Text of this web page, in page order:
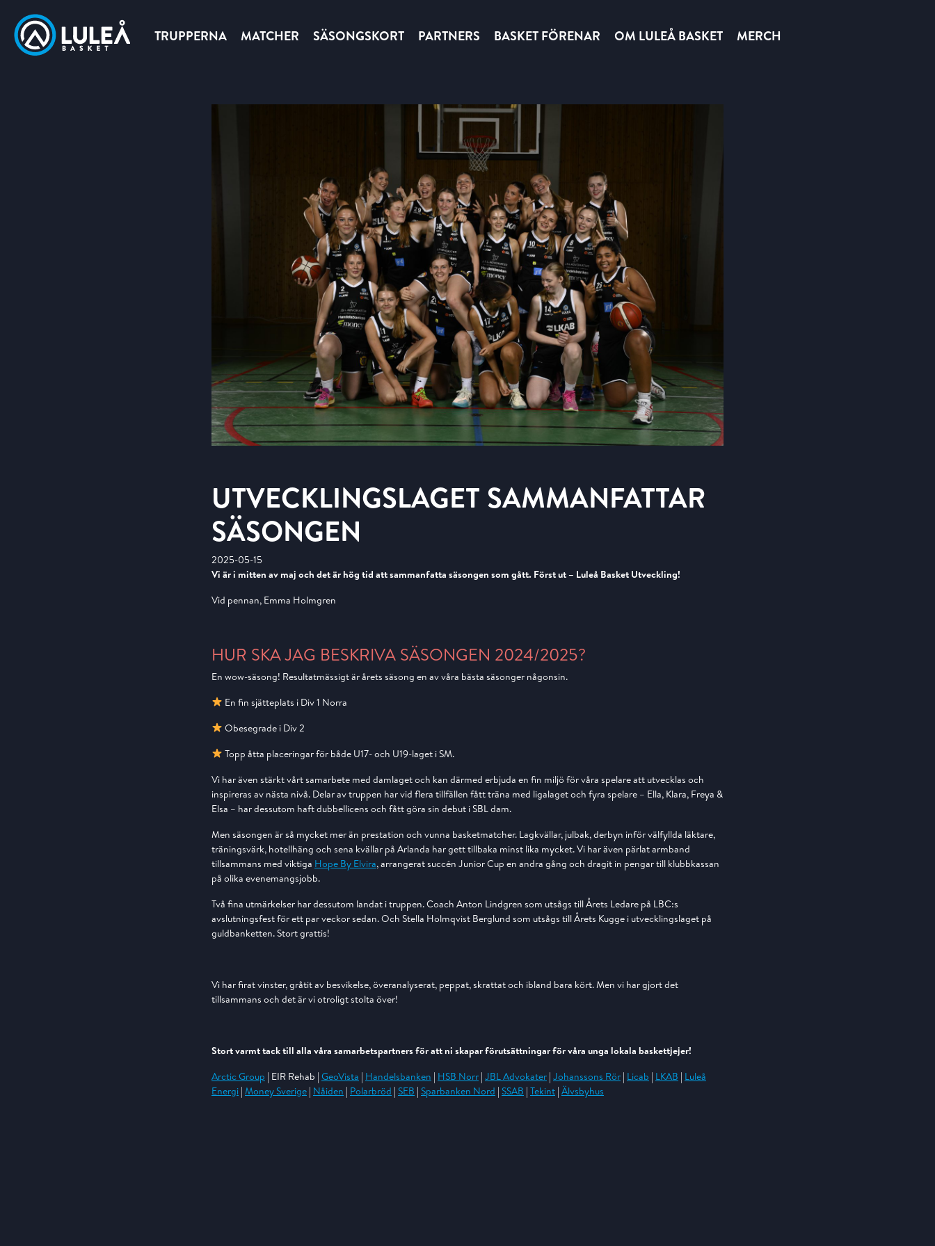
TRUPPERNA MATCHER SÄSONGSKORT PARTNERS BASKET FÖRENAR OM LULEÅ BASKET MERCH
UTVECKLINGSLAGET SAMMANFATTAR
SÄSONGEN
2025-05-15
Vi är i mitten av maj och det är hög tid att sammanfatta säsongen som gått. Först ut – Luleå Basket Utveckling!
Vid pennan, Emma Holmgren
HUR SKA JAG BESKRIVA SÄSONGEN 2024/2025?
En wow-säsong! Resultatmässigt är årets säsong en av våra bästa säsonger någonsin.
En fin sjätteplats i Div 1 Norra
Obesegrade i Div 2
Topp åtta placeringar för både U17- och U19-laget i SM.
Vi har även stärkt vårt samarbete med damlaget och kan därmed erbjuda en fin miljö för våra spelare att utvecklas och
inspireras av nästa nivå. Delar av truppen har vid flera tillfällen fått träna med ligalaget och fyra spelare – Ella, Klara, Freya &
Elsa – har dessutom haft dubbellicens och fått göra sin debut i SBL dam.
Men säsongen är så mycket mer än prestation och vunna basketmatcher. Lagkvällar, julbak, derbyn inför välfyllda läktare,
träningsvärk, hotellhäng och sena kvällar på Arlanda har gett tillbaka minst lika mycket. Vi har även pärlat armband
tillsammans med viktiga Hope By Elvira, arrangerat succén Junior Cup en andra gång och dragit in pengar till klubbkassan
på olika evenemangsjobb.
Två fina utmärkelser har dessutom landat i truppen. Coach Anton Lindgren som utsågs till Årets Ledare på LBC:s
avslutningsfest för ett par veckor sedan. Och Stella Holmqvist Berglund som utsågs till Årets Kugge i utvecklingslaget på
guldbanketten. Stort grattis!
Vi har firat vinster, gråtit av besvikelse, överanalyserat, peppat, skrattat och ibland bara kört. Men vi har gjort det
tillsammans och det är vi otroligt stolta över!
Stort varmt tack till alla våra samarbetspartners för att ni skapar förutsättningar för våra unga lokala baskettjejer!
Arctic Group | EIR Rehab | GeoVista | Handelsbanken | HSB Norr | JBL Advokater | Johanssons Rör | Licab | LKAB | Luleå
Energi | Money Sverige | Nåiden | Polarbröd | SEB | Sparbanken Nord | SSAB | Tekint | Älvsbyhus